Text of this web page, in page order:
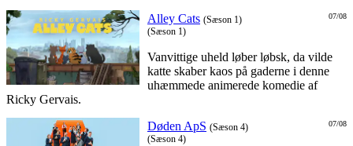
07/08
Alley Cats (Sæson 1)
(Sæson 1)
Vanvittige uheld løber løbsk, da vilde
katte skaber kaos på gaderne i denne
uhæmmede animerede komedie af
Ricky Gervais.
07/08
Døden ApS (Sæson 4)
(Sæson 4)